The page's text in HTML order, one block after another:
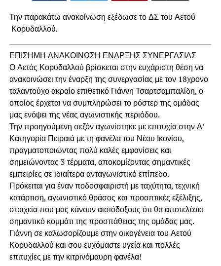
Την παρακάτω ανακοίνωση εξέδωσε το ΔΣ του Αετού
Κορυδαλλού.
ΕΠΙΣΗΜΗ ΑΝΑΚΟΙΝΩΣΗ ΕΝΑΡΞΗΣ ΣΥΝΕΡΓΑΣΙΑΣ
Ο Αετός Κορυδαλλού βρίσκεται στην ευχάριστη θέση να
ανακοινώσει την έναρξη της συνεργασίας με τον 18χρονο
ταλαντούχο ακραίο επιθετικό Γιάννη Τσαρτσαμπαλίδη, ο
οποίος έρχεται να συμπληρώσει το ρόστερ της ομάδας
μας ενόψει της νέας αγωνιστικής περιόδου.
Την προηγούμενη σεζόν αγωνίστηκε με επιτυχία στην Α’
Κατηγορία Πειραιά με τη φανέλα του Νέου Ικονίου,
πραγματοποιώντας πολύ καλές εμφανίσεις και
σημειώνοντας 3 τέρματα, αποκομίζοντας σημαντικές
εμπειρίες σε ιδιαίτερα ανταγωνιστικό επίπεδο.
Πρόκειται για έναν ποδοσφαιριστή με ταχύτητα, τεχνική
κατάρτιση, αγωνιστικό θράσος και προοπτικές εξέλιξης,
στοιχεία που μας κάνουν αισιόδοξους ότι θα αποτελέσει
σημαντικό κομμάτι της προσπάθειας της ομάδας μας.
Γιάννη σε καλωσορίζουμε στην οικογένεια του Αετού
Κορυδαλλού και σου ευχόμαστε υγεία και πολλές
επιτυχίες με την κιτρινόμαυρη φανέλα!